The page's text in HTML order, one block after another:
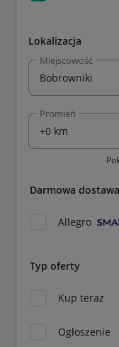
Lokalizacja
Miejscowość
Promień
Darmowa dostawa
Allegro
Typ oferty
Kup teraz
Ogłoszenie